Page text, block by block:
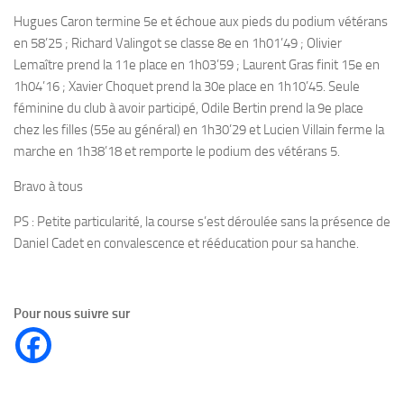
Hugues Caron termine 5e et échoue aux pieds du podium vétérans
en 58’25 ; Richard Valingot se classe 8e en 1h01’49 ; Olivier
Lemaître prend la 11e place en 1h03’59 ; Laurent Gras finit 15e en
1h04’16 ; Xavier Choquet prend la 30e place en 1h10’45. Seule
féminine du club à avoir participé, Odile Bertin prend la 9e place
chez les filles (55e au général) en 1h30’29 et Lucien Villain ferme la
marche en 1h38’18 et remporte le podium des vétérans 5.
Bravo à tous
PS : Petite particularité, la course s’est déroulée sans la présence de
Daniel Cadet en convalescence et rééducation pour sa hanche.
Pour nous suivre sur